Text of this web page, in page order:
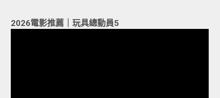
2026電影推薦｜玩具總動員5